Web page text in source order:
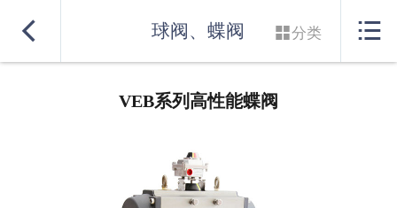
实力良盛
产品系列
 球阀、蝶阀 分类 
VEB系列高性能蝶阀